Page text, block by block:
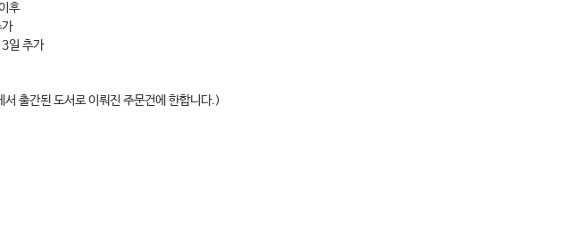
후
일 추가
출간된 도서로 이뤄진 주문건에 한합니다.)